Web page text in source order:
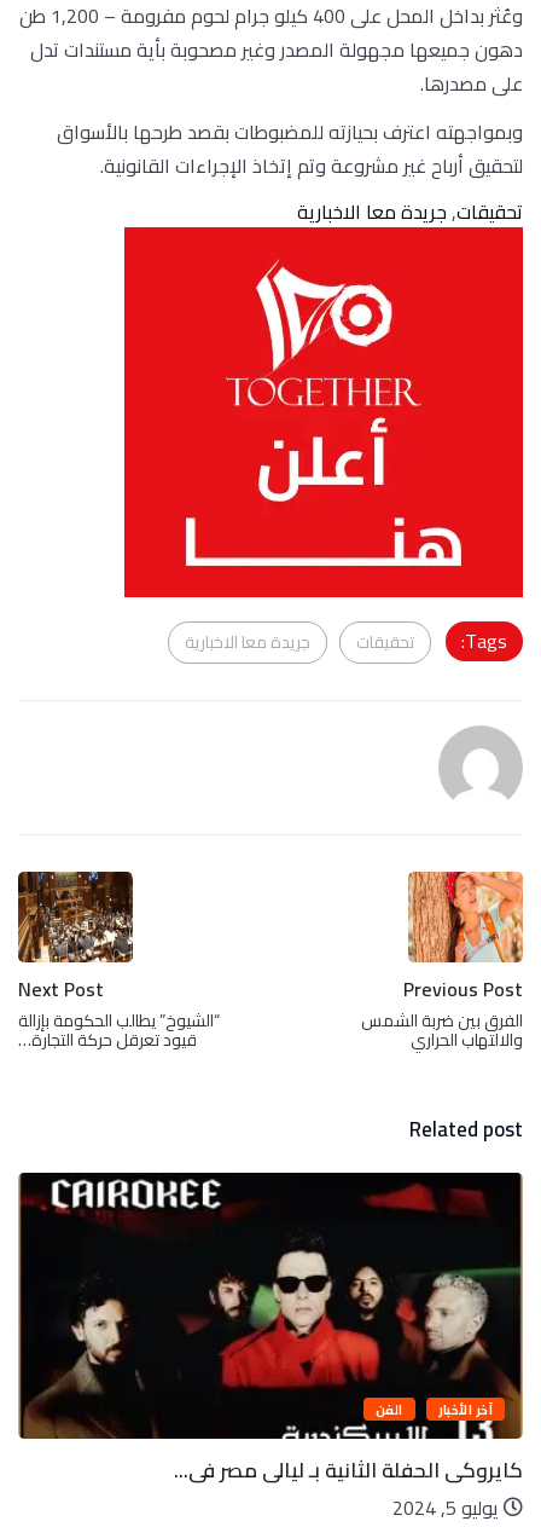
وعُثر بداخل المحل على 400 كيلو جرام لحوم مفرومة – 1,200 طن
دهون جميعها مجهولة المصدر وغير مصحوبة بأية مستندات تدل
على مصدرها.
وبمواجهته اعترف بحيازته للمضبوطات بقصد طرحها بالأسواق
لتحقيق أرباح غير مشروعة وتم إتخاذ الإجراءات القانونية.
تحقيقات,جريدة معا الاخبارية
Tags: تحقيقات جريدة معا الاخبارية
Previous Post
الفرق بين ضربة الشمس
والالتهاب الحراري
Next Post
“الشيوخ” يطالب الحكومة بإزالة
قيود تعرقل حركة التجارة…
Related post
آخر الأخبار الفن
كايروكى الحفلة الثانية بـ ليالى مصر فى...
يوليو 5, 2024